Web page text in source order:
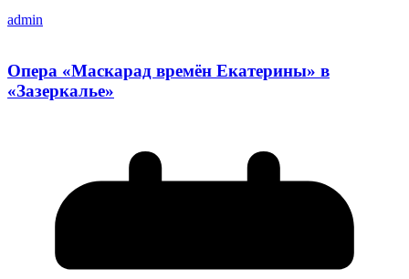
admin
Опера «Маскарад времён Екатерины» в
«Зазеркалье»